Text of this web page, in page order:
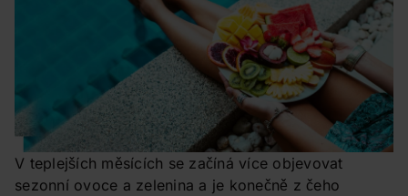
V teplejších měsících se začíná více objevovat
sezonní ovoce a zelenina a je konečně z čeho